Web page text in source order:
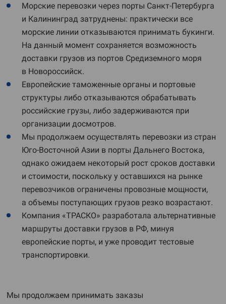
Морские перевозки через порты Санкт-Петербурга
и Калининград затруднены: практически все
морские линии отказываются принимать букинги.
На данный момент сохраняется возможность
доставки грузов из портов Средиземного моря
в Новороссийск.
Европейские таможенные органы и портовые
структуры либо отказываются обрабатывать
российские грузы, либо задерживаются при
организации досмотров.
Мы продолжаем осуществлять перевозки из стран
Юго-Восточной Азии в порты Дальнего Востока,
однако ожидаем некоторый рост сроков доставки
и стоимости, поскольку у оставшихся на рынке
перевозчиков ограничены провозные мощности,
а объемы поступающих грузов резко возрастают.
Компания «ТРАСКО» разработала альтернативные
маршруты доставки грузов в РФ, минуя
европейские порты, и уже проводит тестовые
транспортировки.
Мы продолжаем принимать заказы